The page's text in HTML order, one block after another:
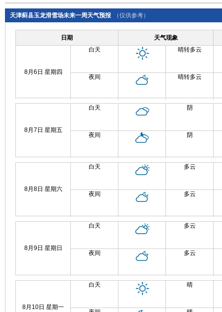
天津蓟县玉龙滑雪场未来一周天气预报 （仅供参考）
日期 天气现象
8月6日 星期四
白天 晴转多云
夜间 晴转多云
8月7日 星期五
白天 阴
夜间 阴
8月8日 星期六
白天 多云
夜间 多云
8月9日 星期日
白天 多云
夜间 多云
8月10日 星期一
白天 晴